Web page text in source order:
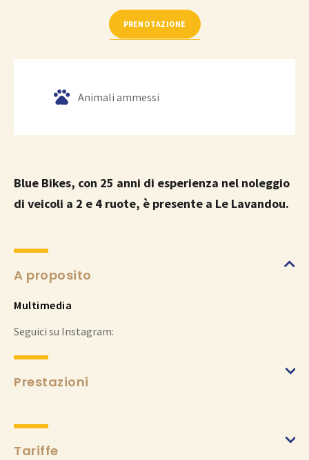
PRENOTAZIONE
Animali ammessi
Blue Bikes, con 25 anni di esperienza nel noleggio
di veicoli a 2 e 4 ruote, è presente a Le Lavandou.
A proposito
Multimedia
Seguici su Instagram:
Prestazioni
Tariffe